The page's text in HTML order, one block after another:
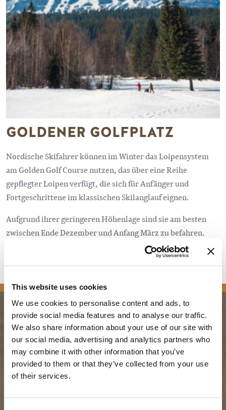
This website uses cookies
We use cookies to personalise content and ads, to
provide social media features and to analyse our traffic.
We also share information about your use of our site with
our social media, advertising and analytics partners who
may combine it with other information that you’ve
provided to them or that they’ve collected from your use
of their services.
GOLDENER GOLFPLATZ
Nordische Skifahrer können im Winter das Loipensystem
am Golden Golf Course nutzen, das über eine Reihe
gepflegter Loipen verfügt, die sich für Anfänger und
Fortgeschrittene im klassischen Skilanglauf eignen.
Aufgrund ihrer geringeren Höhenlage sind sie am besten
zwischen Ende Dezember und Anfang März zu befahren.
Nordic Trails des Golfplatzes
PLANUNG
Reiseführer & Karte
Goldene Karte
JAHRESZEITEN
Frühling in Golden